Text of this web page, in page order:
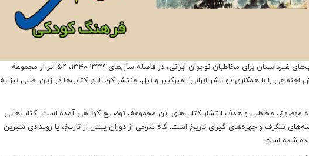
موسسه انتشارات فرانکلین با آگاهی از نبود یا کمبود کتاب‌های غیرداستان برای مخاطبان نوجوان ایرانی، در فاصله سال‌های ۱۳۳۹-۱۳۴۰، ۵۲ اثر از مجموعه
را با همکاری دو ناشر ایرانی: امیرکبیر و نیل، منتشر کرد. این کتاب‌ها در زبان اصلی نیز به
موضوع، مخاطب و هدف انتشار کتاب‌های این مجموعه، توضیح کوتاهی آمده است: کتاب‌هایی
شگرف و چهره‌های گیرای تاریخ است. گاه شرحی از دوران پیش از تاریخ، یا رویدادی شیرین
شده است.